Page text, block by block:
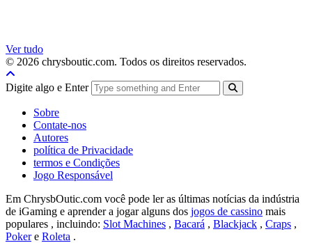
Ver tudo
© 2026 chrysboutic.com. Todos os direitos reservados.
Digite algo e Enter
Sobre
Contate-nos
Autores
política de Privacidade
termos e Condições
Jogo Responsável
Em ChrysbOutic.com você pode ler as últimas notícias da indústria
de iGaming e aprender a jogar alguns dos jogos de cassino mais
populares , incluindo: Slot Machines , Bacará , Blackjack , Craps ,
Pokere Roleta .